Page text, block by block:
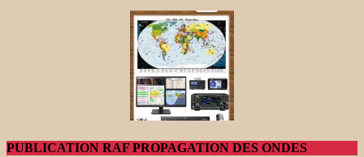
PUBLICATION RAF PROPAGATION DES ONDES